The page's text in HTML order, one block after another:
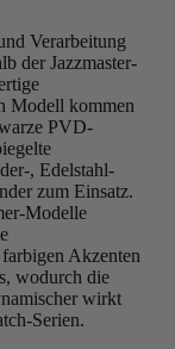
Verarbeitung
der Jazzmaster-
Modell kommen
PVD-
, Edelstahl-
zum Einsatz.
Modelle
Akzenten
wodurch die
wirkt
Serien.